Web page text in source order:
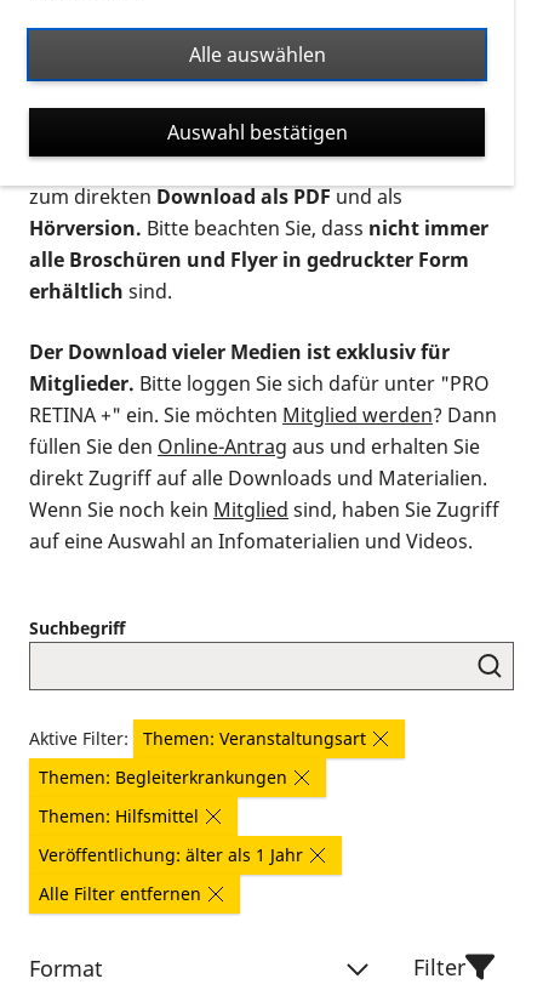
Ort. Nutzen Sie den Formatfilter, um ausschließlich
nach Flyern und Broschüren, Audios oder Videos zu
suchen. Die meisten Flyer und Broschüren werden in
verschiedenen Formaten angeboten: zur
postalischen Bestellung als gedruckte Variante
zum direktenDownload als PDFund als
Hörversion. Bitte beachten Sie, dass nicht immer
alle Broschüren und Flyer in gedruckter Form
erhältlich sind.
Der Download vieler Medien ist exklusiv für
Mitglieder. Bitte loggen Sie sich dafür unter "PRO
RETINA +" ein. Sie möchten Mitglied werden? Dann
füllen Sie den Online-Antrag aus und erhalten Sie
direkt Zugriff auf alle Downloads und Materialien.
Wenn Sie noch kein Mitglied sind, haben Sie Zugriff
auf eine Auswahl an Infomaterialien und Videos.
Suchbegriff
Aktive Filter:
Themen: Veranstaltungsart
Themen: Begleiterkrankungen
Themen: Hilfsmittel
Veröffentlichung: älter als 1 Jahr
Alle Filter entfernen
Format Filter
Alle auswählen
Auswahl bestätigen